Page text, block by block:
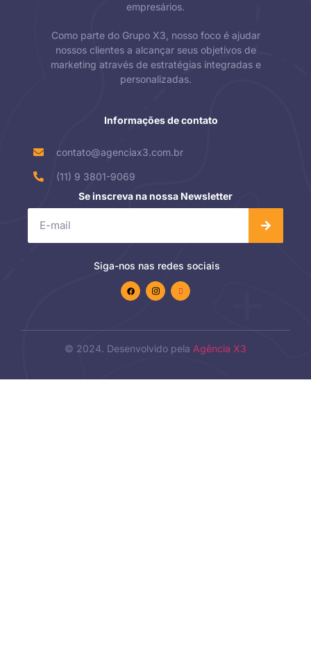
empresários.
Como parte do Grupo X3, nosso foco é ajudar
nossos clientes a alcançar seus objetivos de
marketing através de estratégias integradas e
personalizadas.
Informações de contato
contato@agenciax3.com.br
(11) 9 3801-9069
Se inscreva na nossa Newsletter
Siga-nos nas redes sociais
© 2024. Desenvolvido pela Agência X3